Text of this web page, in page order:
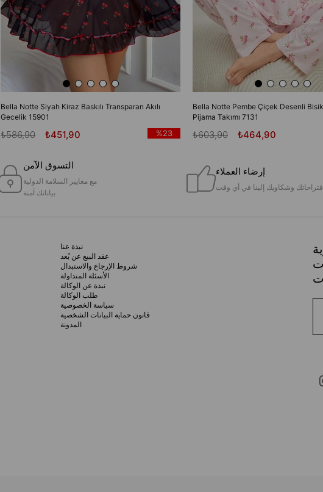
Bella Notte Siyah Kiraz Baskılı Transparan Akılı
Gecelik 15901
₺451,90
₺586,90 %23
Bella Notte Pembe Çiçek Desenli
Pijama Takımı 7131
₺464,90
₺603,90
التسوق الآمن
مع معايير السلامة الدولية
بياناتك آمنة
إرضاء العملاء
وشكاويك إلينا في أي وقت
نبذة عنا
عقد البيع عن بُعد
شروط الإرجاع والاستبدال
الأسئلة المتداولة
نبذة عن الوكالة
طلب الوكالة
سياسة الخصوصية
قانون حماية البيانات الشخصية
المدونة